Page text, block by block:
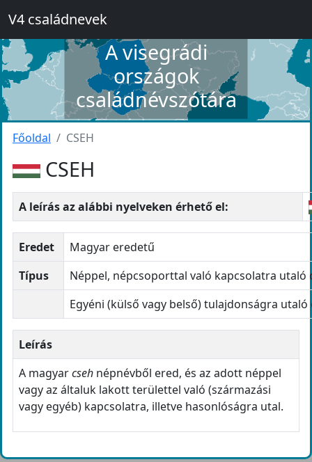
V4 családnevek
A visegrádi
országok
családnévszótára
Főoldal CSEH
CSEH
A leírás az alábbi nyelveken érhető el:
Eredet
Magyar eredetű
Típus
Néppel, népcsoporttal való kapcsolatra utaló
Egyéni (külső vagy belső) tulajdonságra utaló
Leírás
A magyarcseh népnévből ered, és az adott néppel
vagy az általuk lakott területtel való (származási
vagy egyéb) kapcsolatra, illetve hasonlóságra utal.